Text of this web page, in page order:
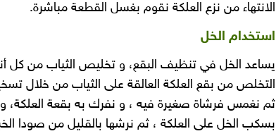
الانتهاء من نزع العلكة نقوم بغسل القطعة مباشرة.
استخدام الخل
يساعد الخل في تنظيف البقع، و تخليص الثياب من كل
التخلص من بقع العلكة العالقة على الثياب من خلال
ثم نغمس فرشاة صغيرة فيه ، و نفرك به بقعة العلكة،
بسكب الخل على العلكة ، ثم نرشها بالقليل من صودا